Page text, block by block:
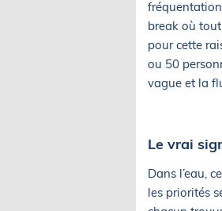
break où
pour cette
ou 50
vague et la
Le vrai
Dans l’eau,
les priorités